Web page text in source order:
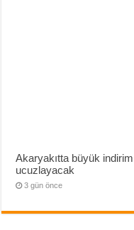
Akaryakıtta büyük
ucuzlayacak
3 gün önce